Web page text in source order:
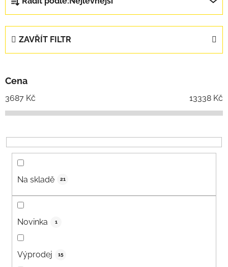
ZAVŘÍT FILTR
Cena
3687 Kč 13338 Kč
Na skladě 21
Novinka 1
Výprodej 15